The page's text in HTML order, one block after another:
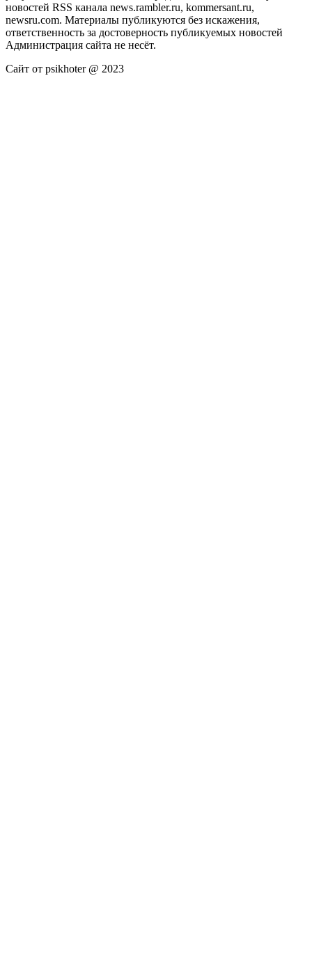
новостей RSS канала news.rambler.ru, kommersant.ru,
newsru.com. Материалы публикуются без искажения,
ответственность за достоверность публикуемых новостей
Администрация сайта не несёт.
Сайт от psikhoter @ 2023